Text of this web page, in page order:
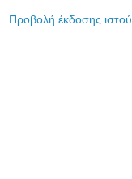
Προβολή έκδοσης ιστού